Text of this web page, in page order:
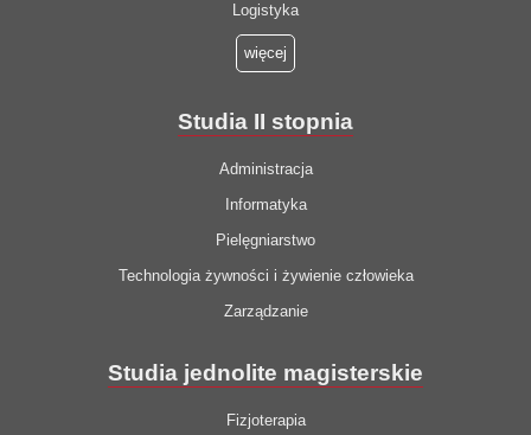
Logistyka
więcej
Studia II stopnia
Administracja
Informatyka
Pielęgniarstwo
Technologia żywności i żywienie człowieka
Zarządzanie
Studia jednolite magisterskie
Fizjoterapia